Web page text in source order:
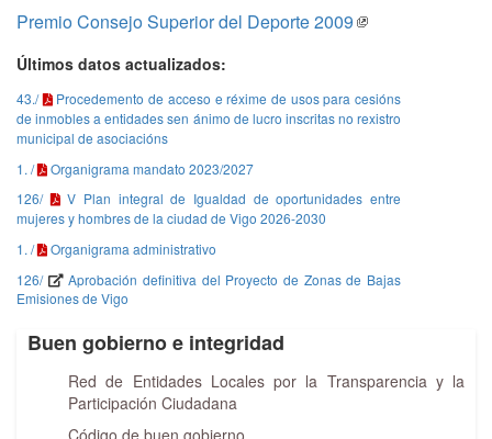
Premio Consejo Superior del Deporte 2009
Últimos datos actualizados:
43./
Procedemento de acceso e réxime de usos para cesións
de inmobles a entidades sen ánimo de lucro inscritas no rexistro
municipal de asociacións
1. /
Organigrama mandato 2023/2027
126/
V Plan integral de Igualdad de oportunidades entre
mujeres y hombres de la ciudad de Vigo 2026-2030
1. /
Organigrama administrativo
126/
Aprobación definitiva del Proyecto de Zonas de Bajas
Emisiones de Vigo
Buen gobierno e integridad
Red de Entidades Locales por la Transparencia y la
Participación Ciudadana
Código de buen gobierno